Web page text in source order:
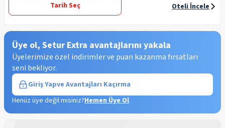
Tarih Seç
Oteli İncele
Üye ol, Setur Extra avantajlarını yakala
Üyelerimize özel indirimler ve puan kazanma fırsatları
seni bekliyor.
Giriş Yapve Avantajları Kaçırma
Henüz üye değil misiniz?Hemen Üye Ol